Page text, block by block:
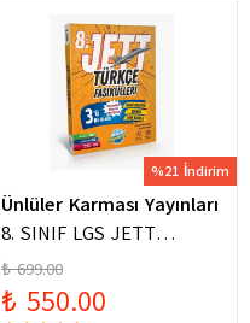
%21 İndirim
Ünlüler Karması Yayınları
8. SINIF LGS JETT
TÜRKÇE FASİKÜLLERİ
₺ 699.00
₺ 550.00